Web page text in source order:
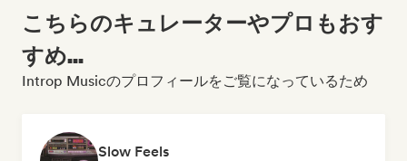
こちらのキュレーターやプロもおす
すめ...
Introp Musicのプロフィールをご覧になっているため
Slow Feels